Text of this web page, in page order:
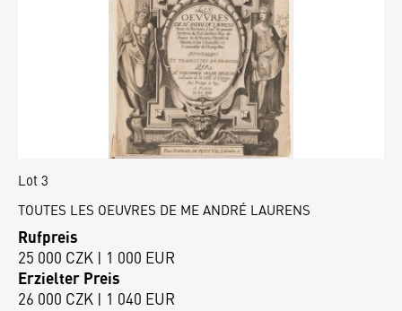
Lot 3
TOUTES LES OEUVRES DE ME ANDRÉ LAURENS
Rufpreis
25 000 CZK | 1 000 EUR
Erzielter Preis
26 000 CZK | 1 040 EUR